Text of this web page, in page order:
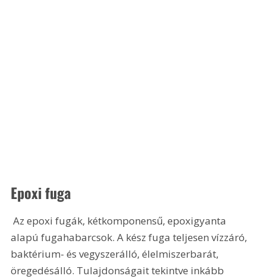
Epoxi fuga
Az epoxi fugák, kétkomponensű, epoxigyanta
alapú fugahabarcsok. A kész fuga teljesen vízzáró,
baktérium- és vegyszerálló, élelmiszerbarát,
öregedésálló. Tulajdonságait tekintve inkább